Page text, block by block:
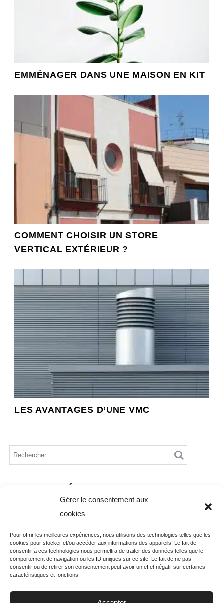
Gérer le consentement aux
cookies
Pour offrir les meilleures expériences, nous utilisons des technologies telles que les
cookies pour stocker et/ou accéder aux informations des appareils. Le fait de
consentir à ces technologies nous permettra de traiter des données telles que le
comportement de navigation ou les ID uniques sur ce site. Le fait de ne pas
consentir ou de retirer son consentement peut avoir un effet négatif sur certaines
caractéristiques et fonctions.
EMMÉNAGER DANS UNE MAISON EN KIT
COMMENT CHOISIR UN STORE
VERTICAL EXTÉRIEUR ?
LES AVANTAGES D’UNE VMC
Zoom sur la piscine en kit éco-responsable
Emménager dans une maison en kit
Comment choisir un store vertical extérieur ?
Les avantages d’une VMC
Qu’est-ce qu’une maison en kit ?